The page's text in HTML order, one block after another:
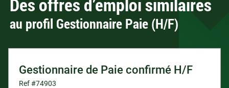
au profil Gestionnaire Paie (H/F)
Gestionnaire de Paie confirmé H/F
Ref #74903